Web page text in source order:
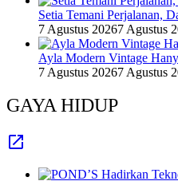
Setia Temani Perjalanan,
7 Agustus 20267 Agustus
Ayla Modern Vintage
7 Agustus 20267 Agustus
GAYA HIDUP